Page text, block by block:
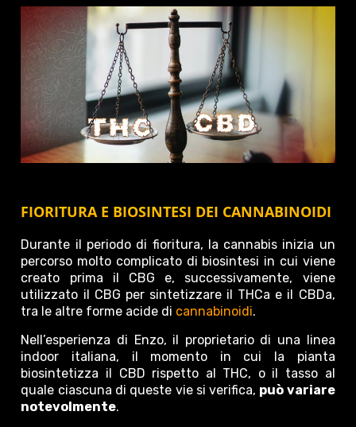
FIORITURA E BIOSINTESI DEI CANNABINOIDI
Durante il periodo di fioritura, la cannabis inizia un
percorso molto complicato di biosintesi in cui viene
creato prima il CBG e, successivamente, viene
utilizzato il CBG per sintetizzare il THCa e il CBDa,
tra le altre forme acide di cannabinoidi.
Nell’esperienza di Enzo, il proprietario di una linea
indoor italiana, il momento in cui la pianta
biosintetizza il CBD rispetto al THC, o il tasso al
quale ciascuna di queste vie si verifica, può variare
notevolmente.